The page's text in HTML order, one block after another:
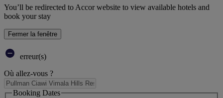
You’ll be redirected to Accor website to view available hotels and
book your stay
Fermer la fenêtre
erreur(s)
Où allez-vous ?
Booking Dates